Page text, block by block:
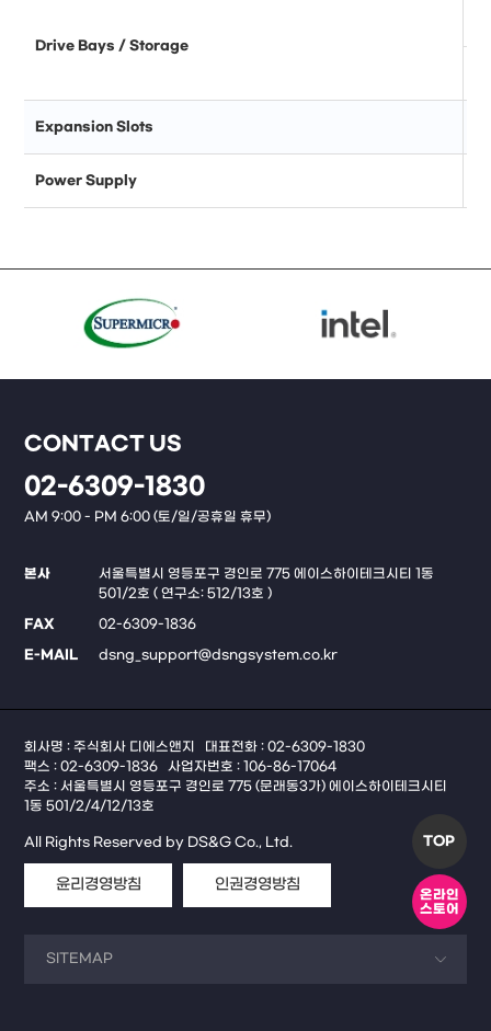
TOP
온라인
스토어
Drive Bays / Storage
Expansion Slots
Power Supply
CONTACT US
02-6309-1830
AM 9:00 - PM 6:00 (토/일/공휴일 휴무)
본사
서울특별시 영등포구 경인로 775 에이스하이테크시티 1동
501/2호 ( 연구소: 512/13호 )
FAX
02-6309-1836
E-MAIL
dsng_support@dsngsystem.co.kr
회사명 : 주식회사 디에스앤지
대표전화 : 02-6309-1830
팩스 : 02-6309-1836
사업자번호 : 106-86-17064
주소 : 서울특별시 영등포구 경인로 775 (문래동3가) 에이스하이테크시티
1동 501/2/4/12/13호
All Rights Reserved by DS&G Co., Ltd.
윤리경영방침 인권경영방침